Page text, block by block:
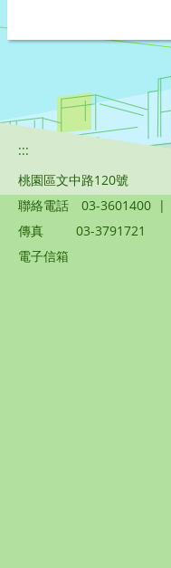
:::
桃園區文中路120號
聯絡電話
03-3601400 |
傳真
03-3791721
電子信箱